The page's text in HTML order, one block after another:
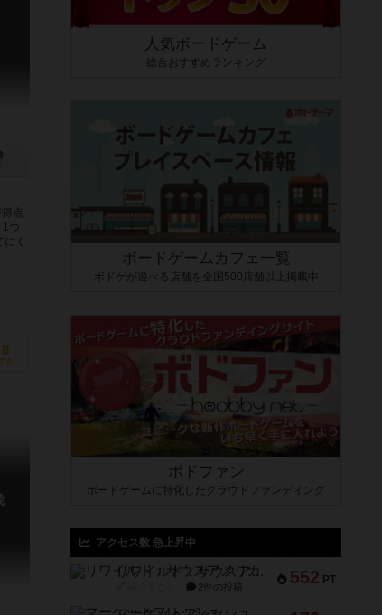
点
1つ
く
8
る
人気ボードゲーム
総合おすすめランキング
ボードゲームカフェ一覧
ボドゲが遊べる店舗を全国500店舗以上掲載中
ボドファン
ボードゲームに特化したクラウドファンディング
アクセス数 急上昇中
552 PT
リワイルド：サウスアメリカ
2件の投稿